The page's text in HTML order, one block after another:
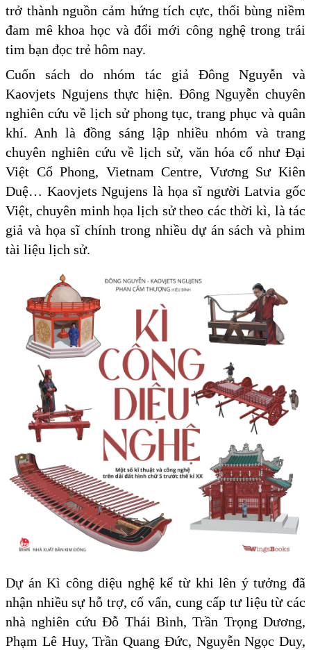
trở thành nguồn cảm hứng tích cực, thổi bùng niềm
đam mê khoa học và đổi mới công nghệ trong trái
tim bạn đọc trẻ hôm nay.
Cuốn sách do nhóm tác giả Đông Nguyễn và
Kaovjets Ngujens thực hiện. Đông Nguyễn chuyên
nghiên cứu về lịch sử phong tục, trang phục và quân
khí. Anh là đồng sáng lập nhiều nhóm và trang
chuyên nghiên cứu về lịch sử, văn hóa cổ như Đại
Việt Cổ Phong, Vietnam Centre, Vương Sư Kiên
Duệ… Kaovjets Ngujens là họa sĩ người Latvia gốc
Việt, chuyên minh họa lịch sử theo các thời kì, là tác
giả và họa sĩ chính trong nhiều dự án sách và phim
tài liệu lịch sử.
Dự án Kì công diệu nghệ kể từ khi lên ý tưởng đã
nhận nhiều sự hỗ trợ, cố vấn, cung cấp tư liệu từ các
nhà nghiên cứu Đỗ Thái Bình, Trần Trọng Dương,
Phạm Lê Huy, Trần Quang Đức, Nguyễn Ngọc Duy,